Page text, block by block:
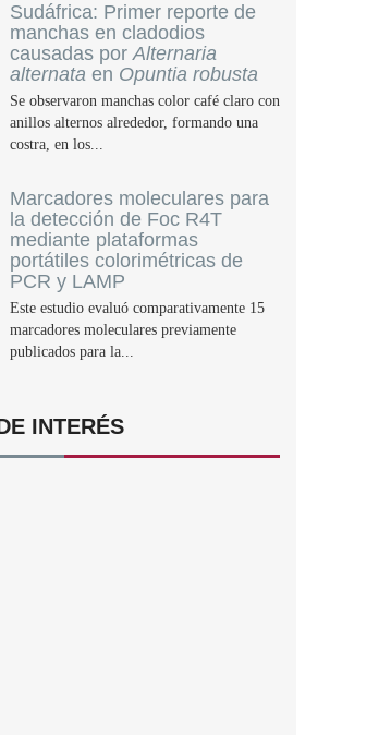
Sudáfrica: Primer reporte de
manchas en cladodios
causadas porAlternaria
alternata en Opuntia robusta
Se observaron manchas color café claro con
anillos alternos alrededor, formando una
costra, en los...
Marcadores moleculares para
la detección de Foc R4T
mediante plataformas
portátiles colorimétricas de
PCR y LAMP
Este estudio evaluó comparativamente 15
marcadores moleculares previamente
publicados para la...
INTERÉS